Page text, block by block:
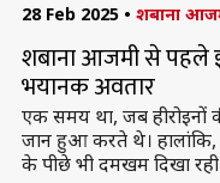
28 Feb 2025 • शबाना
शबाना आजमी से पहले
भयानक अवतार
एक समय था, जब
जान हुआ करते थे। हालांकि,
के पीछे भी दमखम दिखा